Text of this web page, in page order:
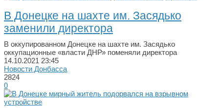
В Донецке на шахте им. Засядько
заменили директора
В оккупированном Донецке на шахте им. Засядько
оккупационные «власти ДНР» поменяли директора
14.10.2021 23:45
Новости Донбасса
2824
0